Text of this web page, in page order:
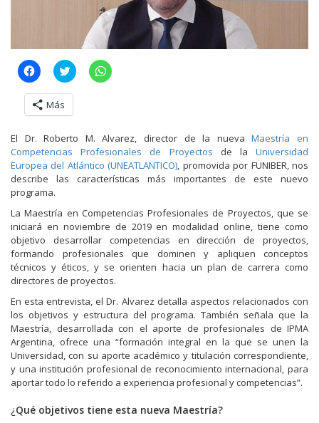
H
a
c
l
i
a
r
a
c
o
m
p
r
t
i
r
e
n
F
a
e
b
o
o
k
(
S
e
a
b
e
H
a
c
i
p
a
r
a
c
r
t
i
r
e
n
T
w
t
e
r
(
S
e
a
b
r
n
H
a
p
a
r
a
c
o
r
t
r
e
n
W
h
t
s
A
p
p
(
S
e
a
b
e
Más
El Dr. Roberto M. Alvarez, director de la nuevaMaestría en
Competencias Profesionales de Proyectos de la Universidad
Europea del Atlántico (UNEATLANTICO), promovida por FUNIBER, nos
describe las características más importantes de este nuevo
programa.
La Maestría en Competencias Profesionales de Proyectos, que se
iniciará en noviembre de 2019 en modalidad online, tiene como
objetivo desarrollar competencias en dirección de proyectos,
formando profesionales que dominen y apliquen conceptos
técnicos y éticos, y se orienten hacia un plan de carrera como
directores de proyectos.
En esta entrevista, el Dr. Alvarez detalla aspectos relacionados con
los objetivos y estructura del programa. También señala que la
Maestría, desarrollada con el aporte de profesionales de IPMA
Argentina, ofrece una “formación integral en la que se unen la
Universidad, con su aporte académico y titulación correspondiente,
y una institución profesional de reconocimiento internacional, para
aportar todo lo referido a experiencia profesional y competencias”.
¿Qué objetivos tiene esta nueva Maestría?